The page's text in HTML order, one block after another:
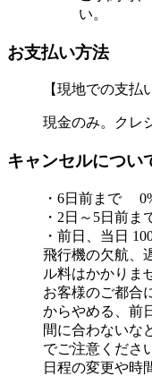
い。
お支払い方法
【現地での支払
現金のみ。クレ
キャンセルについ
・6日前まで
・2日～5日前ま
・前日、当日
飛行機の欠航、
ル料はかかりま
お客様のご都合
からやめる、前
間に合わないな
でご注意くださ
日程の変更や時